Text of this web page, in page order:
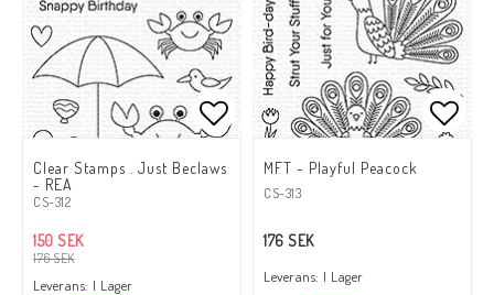
Lägg till i favoritlistan
Lägg till i favoritlistan
Clear Stamps . Just Beclaws
- REA
CS-312
176 SEK
150 SEK
Leverans: I Lager
MFT - Playful Peacock
CS-313
176 SEK
Leverans: I Lager